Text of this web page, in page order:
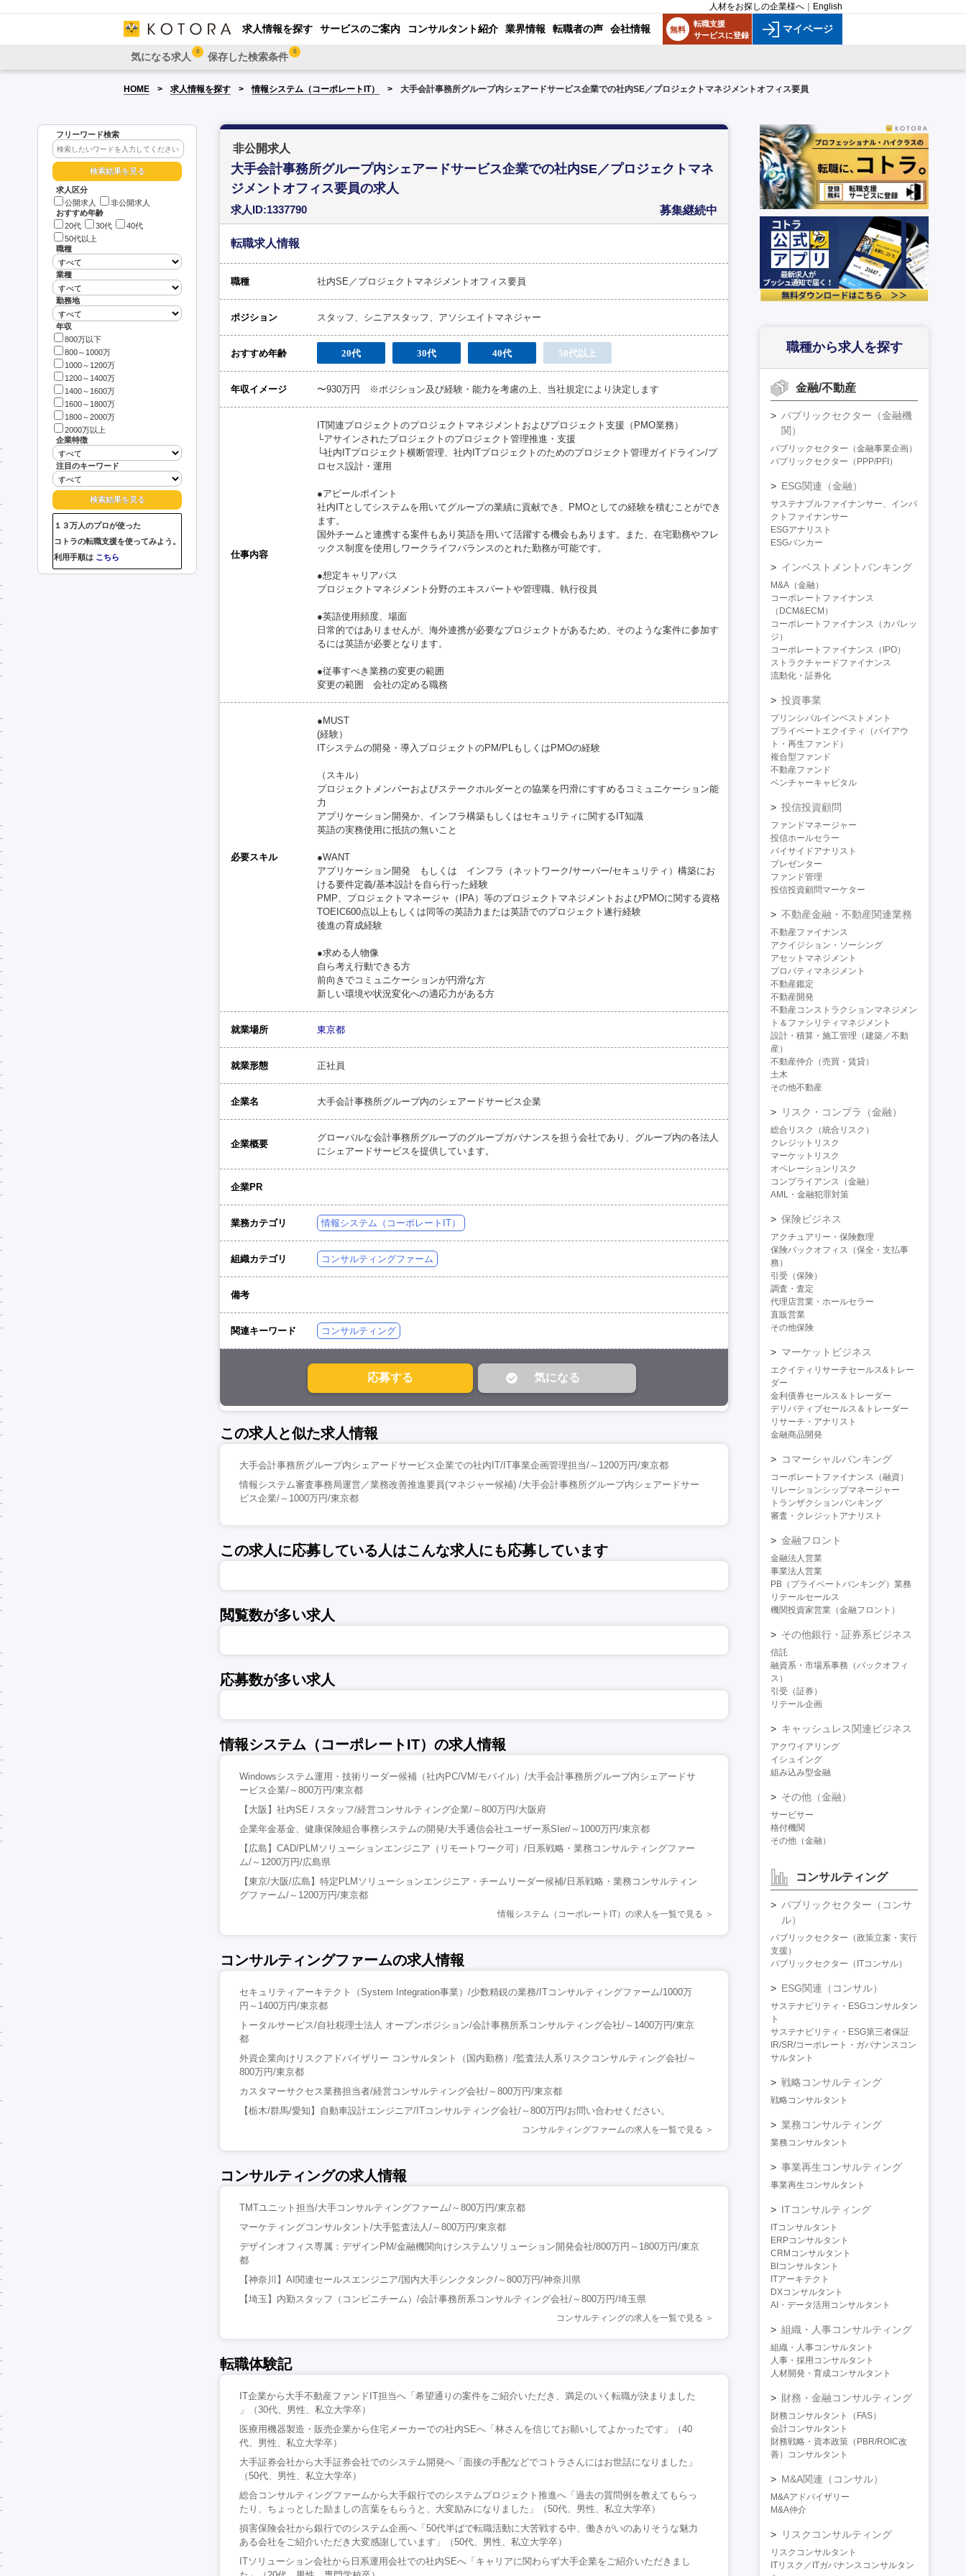
人材をお探しの企業様へ English
求人情報を探す サービスのご案内 コンサルタント紹介 業界情報 転職者の声 会社情報 無料
転職支援
サービスに登録
マイページ
気になる求人 0 保存した検索条件 0
HOME 求人情報を探す 情報システム（コーポレートIT） 大手会計事務所グループ内シェアードサービス企業での社内SE／プロジェクトマネジメントオフィス要員
フリーワード検索
求人区分
公開求人
非公開求人
おすすめ年齢
20代
30代
40代
50代以上
職種
業種
勤務地
年収
800万以下
800～1000万
1000～1200万
1200～1400万
1400～1600万
1600～1800万
1800～2000万
2000万以上
企業特徴
注目のキーワード
１３万人のプロが使った
コトラの転職支援を使ってみよう。
利用手順は こちら
非公開求人
大手会計事務所グループ内シェアードサービス企業での社内SE／プロジェクトマネ
ジメントオフィス要員の求人
求人ID:1337790 募集継続中
転職求人情報
職種 社内SE／プロジェクトマネジメントオフィス要員
ポジション スタッフ、シニアスタッフ、アソシエイトマネジャー
おすすめ年齢 20代 30代 40代 50代以上
年収イメージ 〜930万円 ※ポジション及び経験・能力を考慮の上、当社規定により決定します
仕事内容
IT関連プロジェクトのプロジェクトマネジメントおよびプロジェクト支援（PMO業務）
└アサインされたプロジェクトのプロジェクト管理推進・支援
└社内ITプロジェクト横断管理、社内ITプロジェクトのためのプロジェクト管理ガイドライン/プ
ロセス設計・運用
●アピールポイント
社内ITとしてシステムを用いてグループの業績に貢献でき、PMOとしての経験を積むことができ
ます。
国外チームと連携する案件もあり英語を用いて活躍する機会もあります。また、在宅勤務やフレ
ックス制度を使用しワークライフバランスのとれた勤務が可能です。
●想定キャリアパス
プロジェクトマネジメント分野のエキスパートや管理職、執行役員
●英語使用頻度、場面
日常的ではありませんが、海外連携が必要なプロジェクトがあるため、そのような案件に参加す
るには英語が必要となります。
●従事すべき業務の変更の範囲
変更の範囲 会社の定める職務
必要スキル
●MUST
(経験）
ITシステムの開発・導入プロジェクトのPM/PLもしくはPMOの経験
（スキル）
プロジェクトメンバーおよびステークホルダーとの協業を円滑にすすめるコミュニケーション能
力
アプリケーション開発か、インフラ構築もしくはセキュリティに関するIT知識
英語の実務使用に抵抗の無いこと
●WANT
アプリケーション開発 もしくは インフラ（ネットワーク/サーバー/セキュリティ）構築にお
ける要件定義/基本設計を自ら行った経験
PMP、プロジェクトマネージャ（IPA）等のプロジェクトマネジメントおよびPMOに関する資格
TOEIC600点以上もしくは同等の英語力または英語でのプロジェクト遂行経験
後進の育成経験
●求める人物像
自ら考え行動できる方
前向きでコミュニケーションが円滑な方
新しい環境や状況変化への適応力がある方
就業場所 東京都
就業形態 正社員
企業名 大手会計事務所グループ内のシェアードサービス企業
企業概要
グローバルな会計事務所グループのグループガバナンスを担う会社であり、グループ内の各法人
にシェアードサービスを提供しています。
企業PR
業務カテゴリ 情報システム（コーポレートIT）
組織カテゴリ コンサルティングファーム
備考
関連キーワード コンサルティング
この求人と似た求人情報
大手会計事務所グループ内シェアードサービス企業での社内IT/IT事業企画管理担当/～1200万円/東京都
情報システム審査事務局運営／業務改善推進要員(マネジャー候補) /大手会計事務所グループ内シェアードサー
ビス企業/～1000万円/東京都
この求人に応募している人はこんな求人にも応募しています
閲覧数が多い求人
応募数が多い求人
情報システム（コーポレートIT）の求人情報
Windowsシステム運用・技術リーダー候補（社内PC/VM/モバイル）/大手会計事務所グループ内シェアードサ
ービス企業/～800万円/東京都
【大阪】社内SE / スタッフ/経営コンサルティング企業/～800万円/大阪府
企業年金基金、健康保険組合事務システムの開発/大手通信会社ユーザー系SIer/～1000万円/東京都
【広島】CAD/PLMソリューションエンジニア（リモートワーク可）/日系戦略・業務コンサルティングファー
ム/～1200万円/広島県
【東京/大阪/広島】特定PLMソリューションエンジニア・チームリーダー候補/日系戦略・業務コンサルティン
グファーム/～1200万円/東京都
情報システム（コーポレートIT）の求人を一覧で見る
コンサルティングファームの求人情報
セキュリティアーキテクト（System Integration事業）/少数精鋭の業務/ITコンサルティングファーム/1000万
円～1400万円/東京都
トータルサービス/自社税理士法人 オープンポジション/会計事務所系コンサルティング会社/～1400万円/東京
都
外資企業向けリスクアドバイザリー コンサルタント（国内勤務）/監査法人系リスクコンサルティング会社/～
800万円/東京都
カスタマーサクセス業務担当者/経営コンサルティング会社/～800万円/東京都
【栃木/群馬/愛知】自動車設計エンジニア/ITコンサルティング会社/～800万円/お問い合わせください。
コンサルティングファームの求人を一覧で見る
コンサルティングの求人情報
TMTユニット担当/大手コンサルティングファーム/～800万円/東京都
マーケティングコンサルタント/大手監査法人/～800万円/東京都
デザインオフィス専属：デザインPM/金融機関向けシステムソリューション開発会社/800万円～1800万円/東京
都
【神奈川】AI関連セールスエンジニア/国内大手シンクタンク/～800万円/神奈川県
【埼玉】内勤スタッフ（コンビニチーム）/会計事務所系コンサルティング会社/～800万円/埼玉県
コンサルティングの求人を一覧で見る
転職体験記
IT企業から大手不動産ファンドIT担当へ「希望通りの案件をご紹介いただき、満足のいく転職が決まりました
」（30代、男性、私立大学卒）
医療用機器製造・販売企業から住宅メーカーでの社内SEへ「林さんを信じてお願いしてよかったです」（40
代、男性、私立大学卒）
大手証券会社から大手証券会社でのシステム開発へ「面接の手配などでコトラさんにはお世話になりました」
（50代、男性、私立大学卒）
総合コンサルティングファームから大手銀行でのシステムプロジェクト推進へ「過去の質問例を教えてもらっ
たり、ちょっとした励ましの言葉をもらうと、大変励みになりました」（50代、男性、私立大学卒）
損害保険会社から銀行でのシステム企画へ「50代半ばで転職活動に大苦戦する中、働きがいのありそうな魅力
ある会社をご紹介いただき大変感謝しています」（50代、男性、私立大学卒）
ITソリューション会社から日系運用会社での社内SEへ「キャリアに関わらず大手企業をご紹介いただきまし
職種から求人を探す
金融/不動産
パブリックセクター（金融機
関）
パブリックセクター（金融事業企画）
パブリックセクター（PPP/PFI）
ESG関連（金融）
サステナブルファイナンサー、インパ
クトファイナンサー
ESGアナリスト
ESGバンカー
インベストメントバンキング
M&A（金融）
コーポレートファイナンス
（DCM&ECM）
コーポレートファイナンス（カバレッ
ジ）
コーポレートファイナンス（IPO）
ストラクチャードファイナンス
流動化・証券化
投資事業
プリンシパルインベストメント
プライベートエクイティ（バイアウ
ト・再生ファンド）
複合型ファンド
不動産ファンド
ベンチャーキャピタル
投信投資顧問
ファンドマネージャー
投信ホールセラー
バイサイドアナリスト
プレゼンター
ファンド管理
投信投資顧問マーケター
不動産金融・不動産関連業務
不動産ファイナンス
アクイジション・ソーシング
アセットマネジメント
プロパティマネジメント
不動産鑑定
不動産開発
不動産コンストラクションマネジメン
ト＆ファシリティマネジメント
設計・積算・施工管理（建築／不動
産）
不動産仲介（売買・賃貸）
土木
その他不動産
リスク・コンプラ（金融）
総合リスク（統合リスク）
クレジットリスク
マーケットリスク
オペレーションリスク
コンプライアンス（金融）
AML・金融犯罪対策
保険ビジネス
アクチュアリー・保険数理
保険バックオフィス（保全・支払事
務）
引受（保険）
調査・査定
代理店営業・ホールセラー
直販営業
その他保険
マーケットビジネス
エクイティリサーチセールス&トレー
ダー
金利債券セールス＆トレーダー
デリバティブセールス＆トレーダー
リサーチ・アナリスト
金融商品開発
コマーシャルバンキング
コーポレートファイナンス（融資）
リレーションシップマネージャー
トランザクションバンキング
審査・クレジットアナリスト
金融フロント
金融法人営業
事業法人営業
PB（プライベートバンキング）業務
リテールセールス
機関投資家営業（金融フロント）
その他銀行・証券系ビジネス
信託
融資系・市場系事務（バックオフィ
ス）
引受（証券）
リテール企画
キャッシュレス関連ビジネス
アクワイアリング
イシュイング
組み込み型金融
その他（金融）
サービサー
格付機関
その他（金融）
コンサルティング
パブリックセクター（コンサ
ル）
パブリックセクター（政策立案・実行
支援）
パブリックセクター（ITコンサル）
ESG関連（コンサル）
サステナビリティ・ESGコンサルタン
ト
サステナビリティ・ESG第三者保証
IR/SR/コーポレート・ガバナンスコン
サルタント
戦略コンサルティング
戦略コンサルタント
業務コンサルティング
業務コンサルタント
事業再生コンサルティング
事業再生コンサルタント
ITコンサルティング
ITコンサルタント
ERPコンサルタント
CRMコンサルタント
BIコンサルタント
ITアーキテクト
DXコンサルタント
AI・データ活用コンサルタント
組織・人事コンサルティング
組織・人事コンサルタント
人事・採用コンサルタント
人材開発・育成コンサルタント
財務・金融コンサルティング
財務コンサルタント（FAS）
会計コンサルタント
財務戦略・資本政策（PBR/ROIC改
善）コンサルタント
M&A関連（コンサル）
M&Aアドバイザリー
M&A仲介
リスクコンサルティング
リスクコンサルタント
ITリスク／ITガバナンスコンサルタン